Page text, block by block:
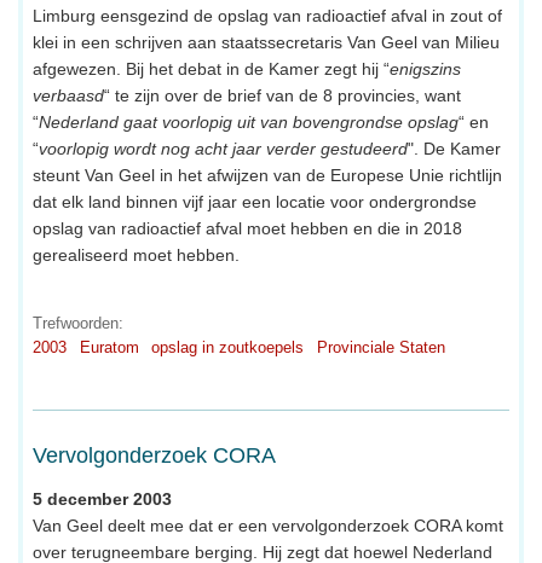
Limburg eensgezind de opslag van radioactief afval in zout of
klei in een schrijven aan staatssecretaris Van Geel van Milieu
afgewezen. Bij het debat in de Kamer zegt hij “enigszins
verbaasd“ te zijn over de brief van de 8 provincies, want
“Nederland gaat voorlopig uit van bovengrondse opslag“ en
“voorlopig wordt nog acht jaar verder gestudeerd". De Kamer
steunt Van Geel in het afwijzen van de Europese Unie richtlijn
dat elk land binnen vijf jaar een locatie voor ondergrondse
opslag van radioactief afval moet hebben en die in 2018
gerealiseerd moet hebben.
Trefwoorden:
2003
Euratom opslag in zoutkoepels Provinciale Staten
Vervolgonderzoek CORA
5 december 2003
Van Geel deelt mee dat er een vervolgonderzoek CORA komt
over terugneembare berging. Hij zegt dat hoewel Nederland